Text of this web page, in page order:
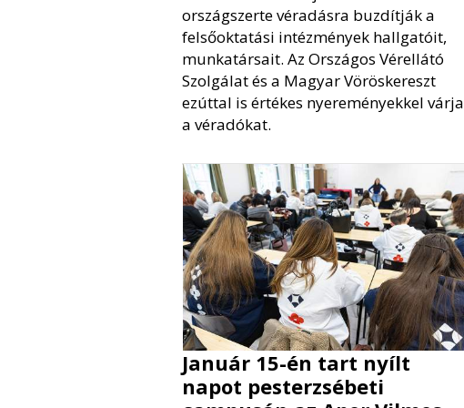
országszerte véradásra buzdítják a
felsőoktatási intézmények hallgatóit,
munkatársait. Az Országos Vérellátó
Szolgálat és a Magyar Vöröskereszt
ezúttal is értékes nyereményekkel várja
a véradókat.
Január 15-én tart nyílt
napot pesterzsébeti